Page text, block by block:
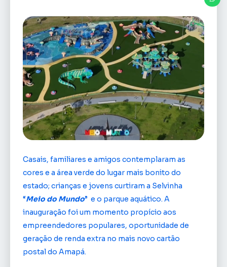
Casais, familiares e amigos contemplaram as
cores e a área verde do lugar mais bonito do
estado; crianças e jovens curtiram a Selvinha
“Meio do Mundo” e o parque aquático. A
inauguração foi um momento propício aos
empreendedores populares, oportunidade de
geração de renda extra no mais novo cartão
postal do Amapá.